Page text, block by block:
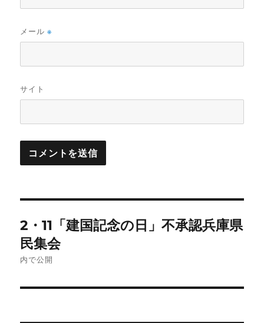
メール※
サイト
稿
ナ
ビ
2・11「建国記念の日」不承認兵庫県
民集会
内で公開